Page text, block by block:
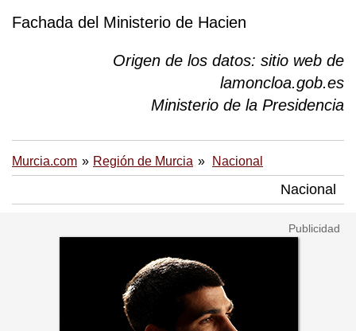
Fachada del Ministerio de Hacien
Origen de los datos: sitio web de
lamoncloa.gob.es
Ministerio de la Presidencia
Murcia.com Región de Murcia Nacional
Nacional